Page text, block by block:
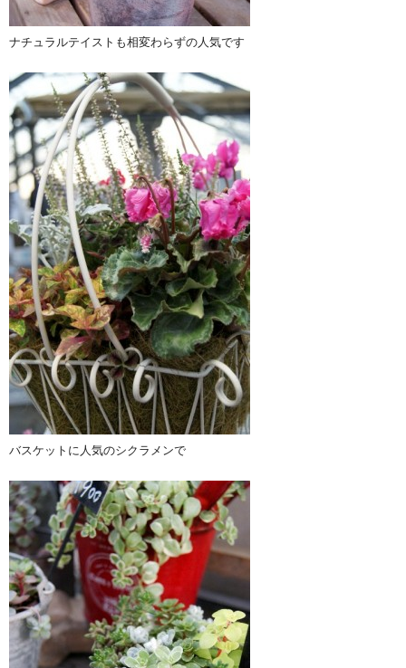
ナチュラルテイストも相変わらずの人気です
バスケットに人気のシクラメンで